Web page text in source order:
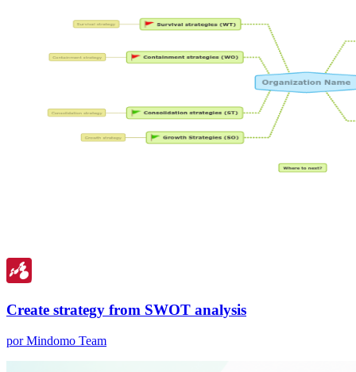
Create strategy from SWOT analysis
por Mindomo Team